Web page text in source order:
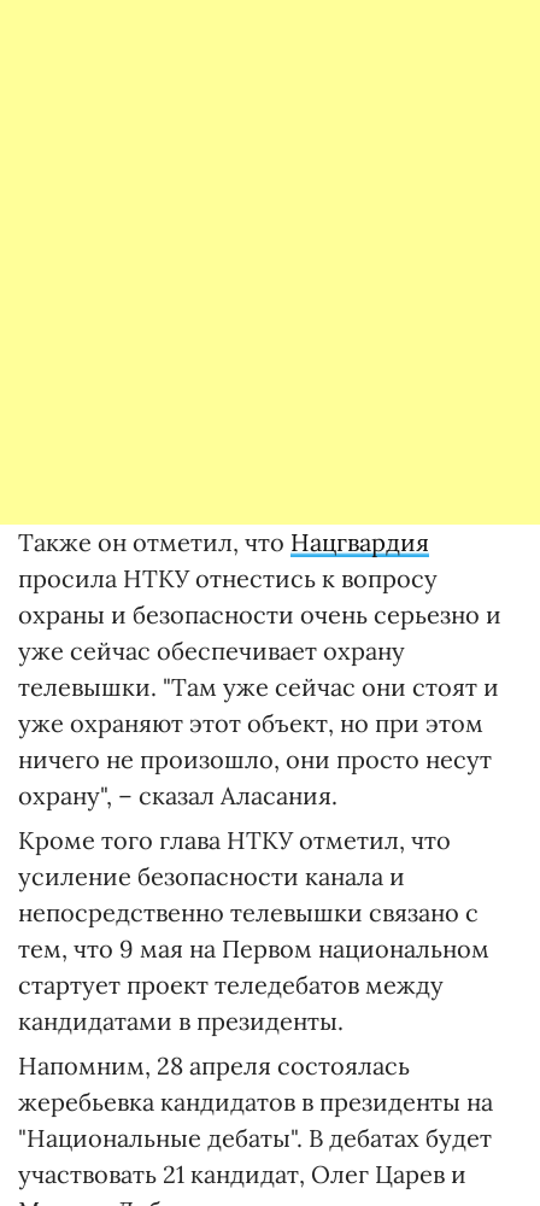
Также он отметил, что Нацгвардия
просила НТКУ отнестись к вопросу
охраны и безопасности очень серьезно и
уже сейчас обеспечивает охрану
телевышки. "Там уже сейчас они стоят и
уже охраняют этот объект, но при этом
ничего не произошло, они просто несут
охрану", – сказал Аласания.
Кроме того глава НТКУ отметил, что
усиление безопасности канала и
непосредственно телевышки связано с
тем, что 9 мая на Первом национальном
стартует проект теледебатов между
кандидатами в президенты.
Напомним, 28 апреля состоялась
жеребьевка кандидатов в президенты на
"Национальные дебаты". В дебатах будет
участвовать 21 кандидат, Олег Царев и